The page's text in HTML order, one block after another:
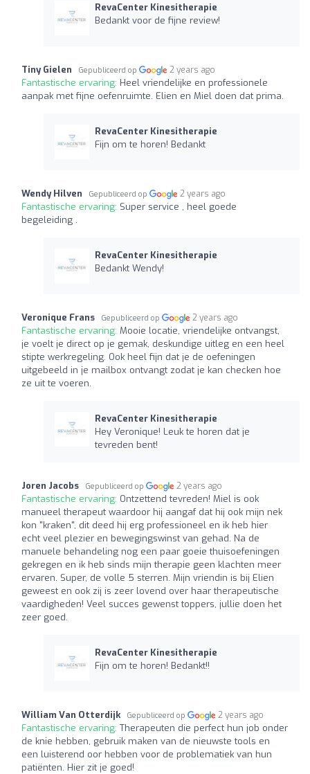
RevaCenter Kinesitherapie
Bedankt voor de fijne review!
Tiny Gielen Gepubliceerd op 2 years ago
Fantastische ervaring: Heel vriendelijke en professionele
aanpak met fijne oefenruimte. Elien en Miel doen dat prima.
RevaCenter Kinesitherapie
Fijn om te horen! Bedankt
Wendy Hilven Gepubliceerd op 2 years ago
Fantastische ervaring: Super service , heel goede
begeleiding .
RevaCenter Kinesitherapie
Bedankt Wendy!
Veronique Frans Gepubliceerd op 2 years ago
Fantastische ervaring: Mooie locatie, vriendelijke ontvangst,
je voelt je direct op je gemak, deskundige uitleg en een heel
stipte werkregeling. Ook heel fijn dat je de oefeningen
uitgebeeld in je mailbox ontvangt zodat je kan checken hoe
ze uit te voeren.
RevaCenter Kinesitherapie
Hey Veronique! Leuk te horen dat je
tevreden bent!
Joren Jacobs Gepubliceerd op 2 years ago
Fantastische ervaring: Ontzettend tevreden! Miel is ook
manueel therapeut waardoor hij aangaf dat hij ook mijn nek
kon "kraken", dit deed hij erg professioneel en ik heb hier
echt veel plezier en bewegingswinst van gehad. Na de
manuele behandeling nog een paar goeie thuisoefeningen
gekregen en ik heb sinds mijn therapie geen klachten meer
ervaren. Super, de volle 5 sterren. Mijn vriendin is bij Elien
geweest en ook zij is zeer lovend over haar therapeutische
vaardigheden! Veel succes gewenst toppers, jullie doen het
zeer goed.
RevaCenter Kinesitherapie
Fijn om te horen! Bedankt!!
William Van Otterdijk Gepubliceerd op 2 years ago
Fantastische ervaring: Therapeuten die perfect hun job onder
de knie hebben, gebruik maken van de nieuwste tools en
een luisterend oor hebben voor de problematiek van hun
patiënten. Hier zit je goed!